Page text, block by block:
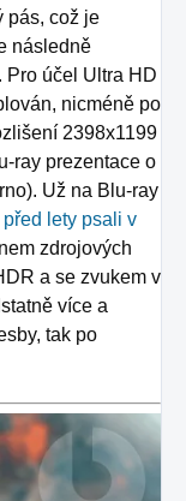
pás, což je
následně
Pro účel Ultra HD
nicméně po
2398x1199
ray prezentace o
Už na Blu-ray
lety psali v
zdrojových
a se zvukem v
více a
tak po